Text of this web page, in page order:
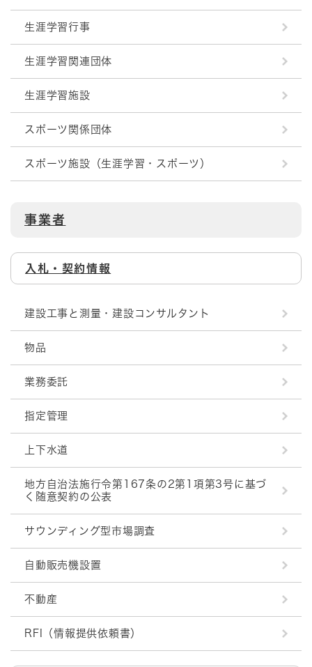
生涯学習行事
生涯学習関連団体
生涯学習施設
スポーツ関係団体
スポーツ施設（生涯学習・スポーツ）
事業者
入札・契約情報
建設工事と測量・建設コンサルタント
物品
業務委託
指定管理
上下水道
地方自治法施行令第167条の2第1項第3号に基づ
く随意契約の公表
サウンディング型市場調査
自動販売機設置
不動産
RFI（情報提供依頼書）